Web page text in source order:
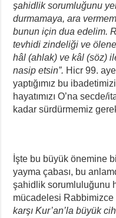
şahidlik sorumluğunu
durmamaya, ara
bunun için dua edelim.
tevhidi zindeliği ve
hâl (ahlak) ve kâl (söz)
nasip etsin”. Hicr 99.
yaptığımız bu
hayatımızı O’na
kadar sürdürmemiz
İşte bu büyük önemine
yayma çabası, bu
şahidlik sorumluluğunu
mücadelesi Rabbimizce
karşı Kur’an’la büyük